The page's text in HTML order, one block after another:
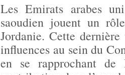
Les Emirats arabes
saoudien jouent un
Jordanie. Cette
influences au sein du
en se rapprochant